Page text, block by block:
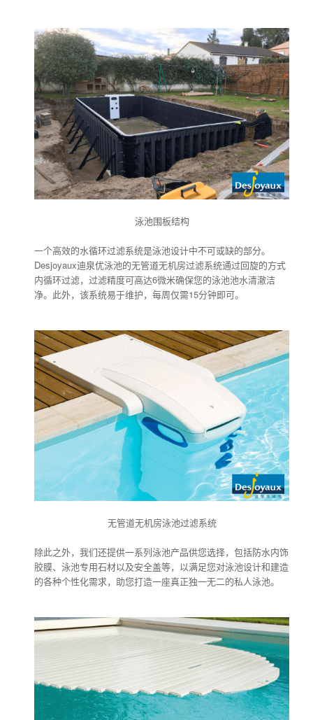
泳池围板结构
一个高效的水循环过滤系统是泳池设计中不可或缺的部分。
Desjoyaux迪泉优泳池的无管道无机房过滤系统通过回旋的方式
内循环过滤，过滤精度可高达6微米确保您的泳池池水清澈洁
净。此外，该系统易于维护，每周仅需15分钟即可。
无管道无机房泳池过滤系统
除此之外，我们还提供一系列泳池产品供您选择，包括防水内饰
胶膜、泳池专用石材以及安全盖等，以满足您对泳池设计和建造
的各种个性化需求，助您打造一座真正独一无二的私人泳池。